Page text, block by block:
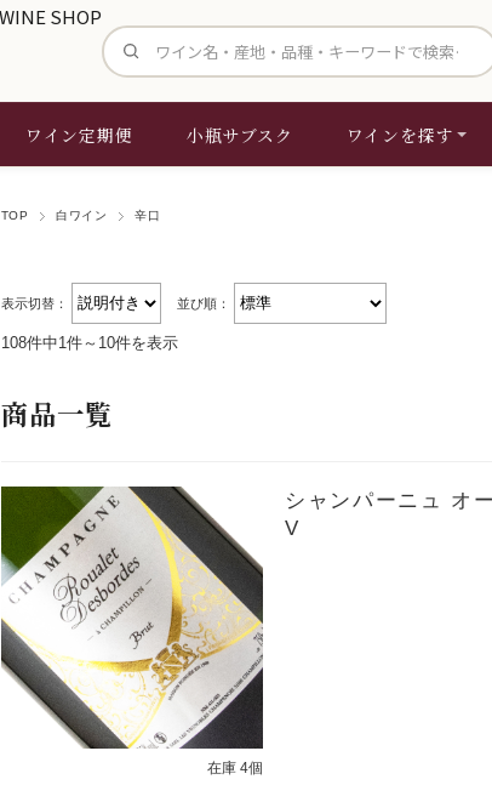
サイト内検索
ワイン定期便 小瓶サブスク ワインを探す
TOP 白ワイン 辛口
表示切替： 並び順：
108件中1件～10件を表示
商品一覧
在庫 4個
シャンパーニュ オ
V